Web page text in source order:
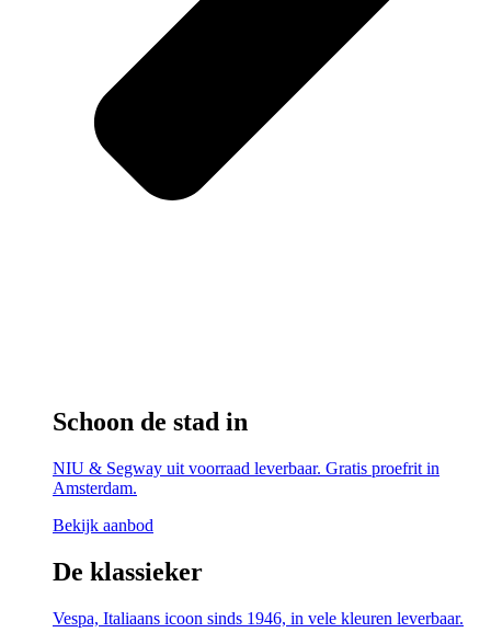
Schoon de stad in
NIU & Segway uit voorraad leverbaar. Gratis proefrit in
Amsterdam.
Bekijk aanbod
De klassieker
Vespa, Italiaans icoon sinds 1946, in vele kleuren leverbaar.